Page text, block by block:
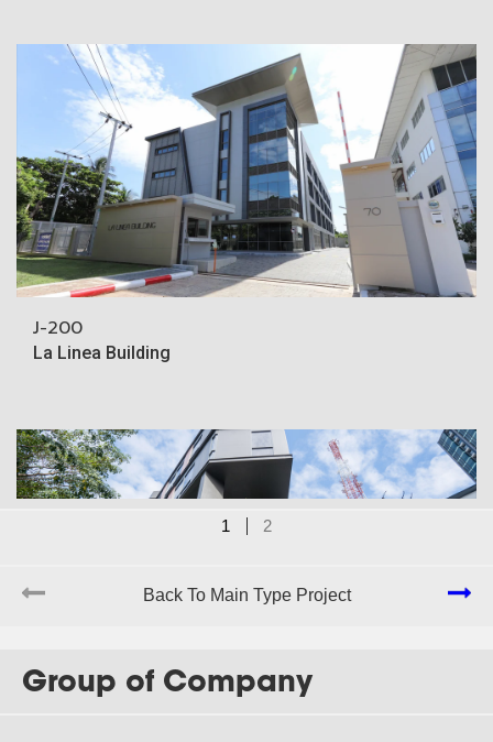
J-200
La Linea Building
1 2
Back To Main Type Project
Group of Company